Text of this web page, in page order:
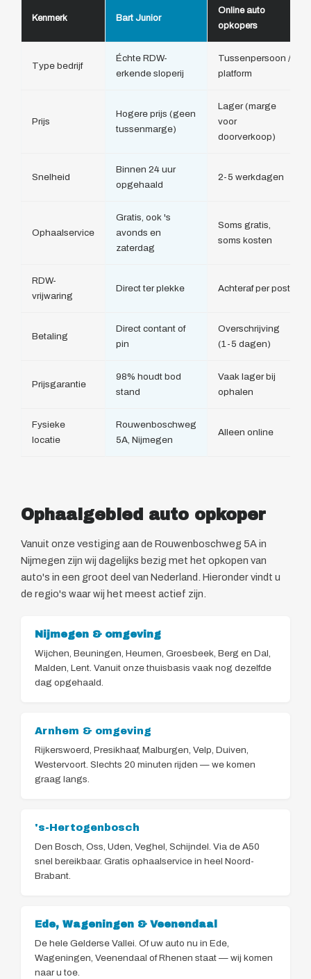
Kenmerk Bart Junior
Online auto
opkopers
Type bedrijf
Échte RDW-
erkende sloperij
Tussenpersoon /
platform
Prijs
Hogere prijs (geen
tussenmarge)
Lager (marge
voor
doorverkoop)
Snelheid
Binnen 24 uur
opgehaald
2-5 werkdagen
Ophaalservice
Gratis, ook 's
avonds en
zaterdag
Soms gratis,
soms kosten
RDW-
vrijwaring
Direct ter plekke Achteraf per post
Betaling
Direct contant of
pin
Overschrijving
(1-5 dagen)
Prijsgarantie
98% houdt bod
stand
Vaak lager bij
ophalen
Fysieke
locatie
Rouwenboschweg
5A, Nijmegen
Alleen online
Ophaalgebied auto opkoper
Vanuit onze vestiging aan de Rouwenboschweg 5A in
Nijmegen zijn wij dagelijks bezig met het opkopen van
auto's in een groot deel van Nederland. Hieronder vindt u
de regio's waar wij het meest actief zijn.
Nijmegen & omgeving
Wijchen, Beuningen, Heumen, Groesbeek, Berg en Dal,
Malden, Lent. Vanuit onze thuisbasis vaak nog dezelfde
dag opgehaald.
Arnhem & omgeving
Rijkerswoerd, Presikhaaf, Malburgen, Velp, Duiven,
Westervoort. Slechts 20 minuten rijden — we komen
graag langs.
's-Hertogenbosch
Den Bosch, Oss, Uden, Veghel, Schijndel. Via de A50
snel bereikbaar. Gratis ophaalservice in heel Noord-
Brabant.
Ede, Wageningen & Veenendaal
De hele Gelderse Vallei. Of uw auto nu in Ede,
Wageningen, Veenendaal of Rhenen staat — wij komen
naar u toe.